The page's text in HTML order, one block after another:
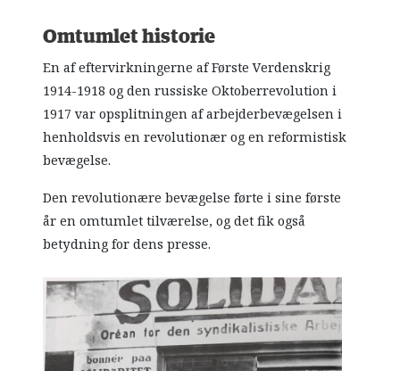
Omtumlet historie
En af eftervirkningerne af Første Verdenskrig
1914-1918 og den russiske Oktoberrevolution i
1917 var opsplitningen af arbejderbevægelsen i
henholdsvis en revolutionær og en reformistisk
bevægelse.
Den revolutionære bevægelse førte i sine første
år en omtumlet tilværelse, og det fik også
betydning for dens presse.